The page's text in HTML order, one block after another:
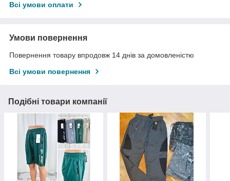
Всі умови оплати
Умови повернення
Повернення товару впродовж 14 днів за домовленістю
Всі умови повернення
Подібні товари компанії